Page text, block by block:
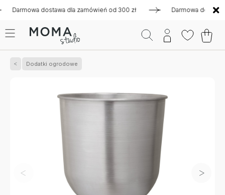
dostawa dla zamówień od 300 zł Darmowa dostawa dla
Dodatki ogrodowe